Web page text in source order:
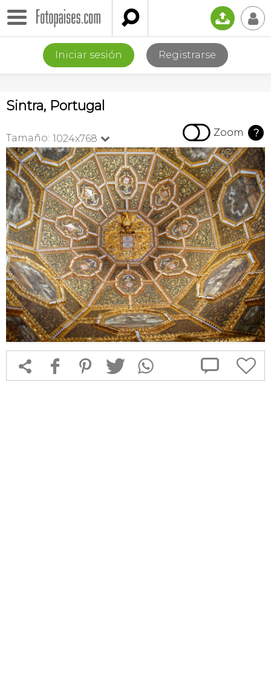
 📤 👤
Iniciar sesión Registrarse
Sintra, Portugal
Tamaño: 1024x768   Zoom ?
 f 1 T  